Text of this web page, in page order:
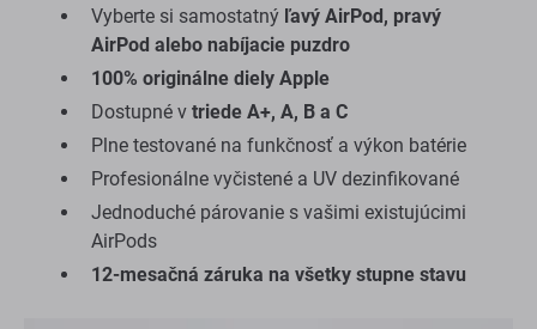
Vyberte si samostatný ľavý AirPod, pravý
AirPod alebo nabíjacie puzdro
100% originálne diely Apple
Dostupné v triede A+, A, B a C
Plne testované na funkčnosť a výkon batérie
Profesionálne vyčistené a UV dezinfikované
Jednoduché párovanie s vašimi existujúcimi
AirPods
12-mesačná záruka na všetky stupne stavu